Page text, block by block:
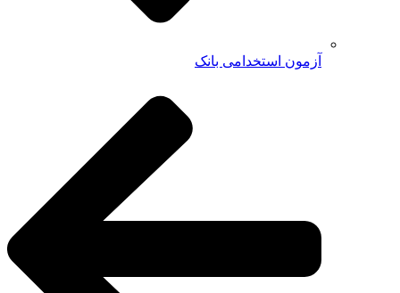
آزمون استخدامی بانک